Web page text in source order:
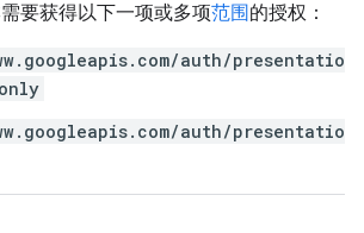
要获得以下一项或多项范围的授权：
auth/presentatio
auth/presentatio